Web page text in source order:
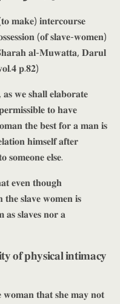
𝐦𝐚𝐤𝐞) 𝐢𝐧𝐭𝐞𝐫𝐜𝐨𝐮𝐫𝐬𝐞
(𝐨𝐟 𝐬𝐥𝐚𝐯𝐞-𝐰𝐨𝐦𝐞𝐧)
𝐚𝐥-𝐌𝐮𝐰𝐚𝐭𝐭𝐚, 𝐃𝐚𝐫𝐮𝐥
𝐩.𝟖𝟐)
𝐰𝐞 𝐬𝐡𝐚𝐥𝐥 𝐞𝐥𝐚𝐛𝐨𝐫𝐚𝐭𝐞
𝐭𝐨 𝐡𝐚𝐯𝐞
𝐭𝐡𝐞 𝐛𝐞𝐬𝐭 𝐟𝐨𝐫 𝐚 𝐦𝐚𝐧 𝐢𝐬
𝐡𝐢𝐦𝐬𝐞𝐥𝐟 𝐚𝐟𝐭𝐞𝐫
𝐬𝐨𝐦𝐞𝐨𝐧𝐞 𝐞𝐥𝐬𝐞.
𝐞𝐯𝐞𝐧 𝐭𝐡𝐨𝐮𝐠𝐡
𝐭𝐡𝐞 𝐬𝐥𝐚𝐯𝐞 𝐰𝐨𝐦𝐞𝐧 𝐢𝐬
𝐚𝐬 𝐬𝐥𝐚𝐯𝐞𝐬 𝐧𝐨𝐫 𝐚
𝐨𝐟 𝐩𝐡𝐲𝐬𝐢𝐜𝐚𝐥 𝐢𝐧𝐭𝐢𝐦𝐚𝐜𝐲
𝐰𝐨𝐦𝐚𝐧 𝐭𝐡𝐚𝐭 𝐬𝐡𝐞 𝐦𝐚𝐲 𝐧𝐨𝐭